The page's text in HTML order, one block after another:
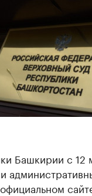
Башкирии с 12